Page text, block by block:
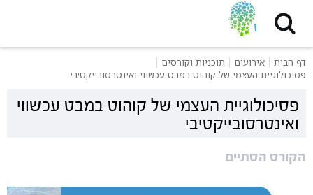
דף הבית אירועים
תוכניות וקורסים
פסיכולוגיית העצמי של קוהוט במבט עכשווי ואינטרסובייקטיבי
פסיכולוגיית העצמי של קוהוט במבט עכשווי
ואינטרסובייקטיבי
הקורס הסתיים